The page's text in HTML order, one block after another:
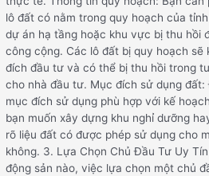
lô đất có nằm trong quy hoạch của
dự án hạ tầng hoặc khu vực bị thu hồi
công cộng. Các lô đất bị quy hoạch sẽ
đích đầu tư và có thể bị thu hồi trong
cho nhà đầu tư. Mục đích sử dụng
mục đích sử dụng phù hợp với kế
bạn muốn xây dựng khu nghỉ dưỡng
rõ liệu đất có được phép sử dụng cho
không. 3. Lựa Chọn Chủ Đầu Tư Uy
động sản nào, việc lựa chọn một chủ